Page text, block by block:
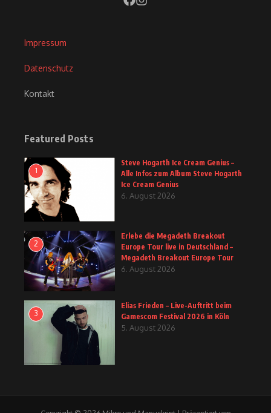
Impressum
Datenschutz
Kontakt
Featured Posts
1
Steve Hogarth Ice Cream Genius –
Alle Infos zum Album Steve Hogarth
Ice Cream Genius
6. August 2026
2
Erlebe die Megadeth Breakout
Europe Tour live in Deutschland –
Megadeth Breakout Europe Tour
6. August 2026
3
Elias Frieden – Live-Auftritt beim
Gamescom Festival 2026 in Köln
5. August 2026